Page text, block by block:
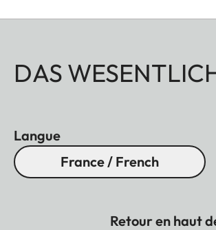
DAS
Langue
France / French
Retour en haut